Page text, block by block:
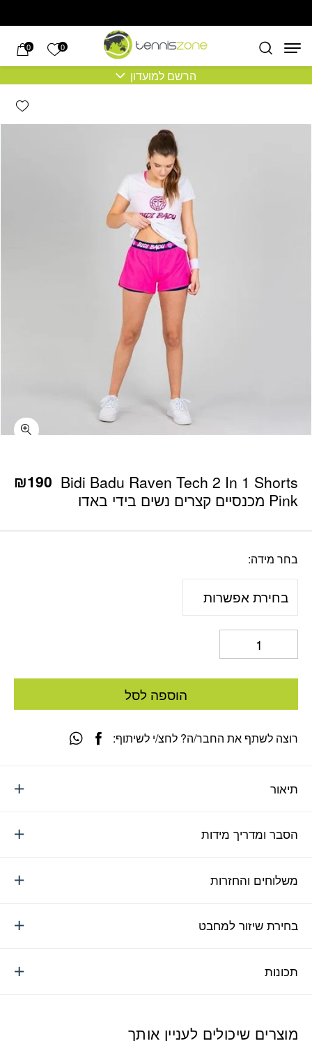
0 הרשימה
0
הרשם למועדון
Bidi Badu Raven Tech 2 In 1 Shorts
Pink מכנסיים קצרים נשים בידי באדו
₪190
בחר מידה
הוספה לסל
תיאור
הסבר ומדריך מידות
משלוחים והחזרות
בחירת שיזור למחבט
תכונות
רוצה לשתף את החבר/ה? לחצ/י לשיתוף:
מוצרים שיכולים לעניין אותך